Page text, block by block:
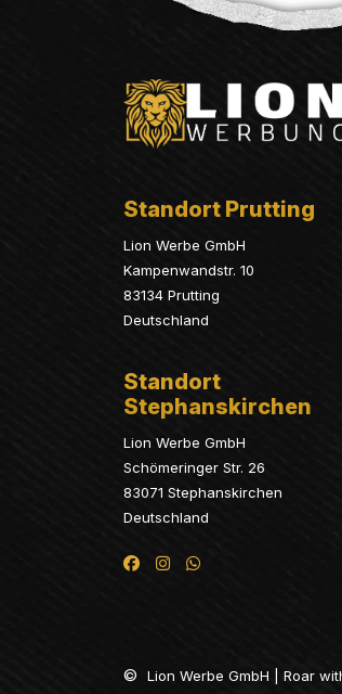
Standort Prutting
Lion Werbe GmbH
Kampenwandstr. 10
83134 Prutting
Deutschland
Standort
Stephanskirchen
Lion Werbe GmbH
Schömeringer Str. 26
83071 Stephanskirchen
Deutschland
© Lion Werbe GmbH | Roar